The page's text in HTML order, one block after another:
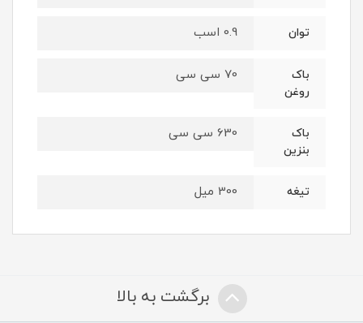
توان 0.9 اسب
باک
روغن
70 سی سی
باک
بنزین
630 سی سی
تیغه 300 میل
برگشت به بالا